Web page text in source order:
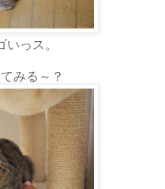
っス。
みる～？